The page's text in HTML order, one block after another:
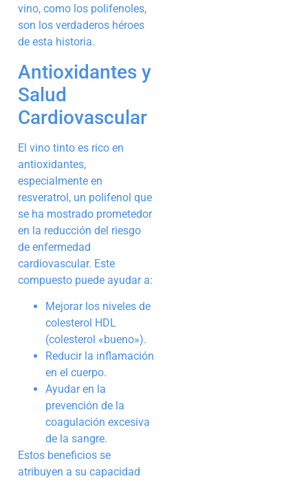
vino, como los polifenoles,
son los verdaderos héroes
de esta historia.
Antioxidantes y
Salud
Cardiovascular
El vino tinto es rico en
antioxidantes,
especialmente en
resveratrol, un polifenol que
se ha mostrado prometedor
en la reducción del riesgo
de enfermedad
cardiovascular. Este
compuesto puede ayudar a:
Mejorar los niveles de
colesterol HDL
(colesterol «bueno»).
Reducir la inflamación
en el cuerpo.
Ayudar en la
prevención de la
coagulación excesiva
de la sangre.
Estos beneficios se
atribuyen a su capacidad